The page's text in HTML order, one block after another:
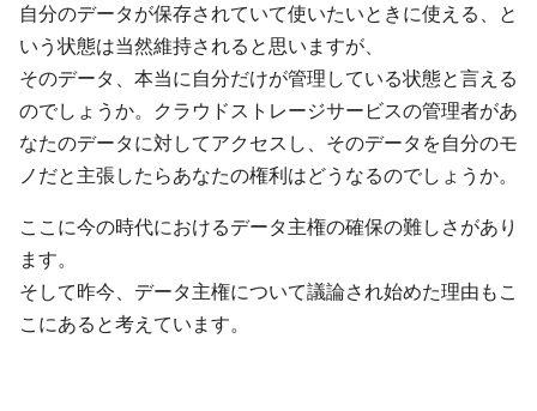
自分のデータが保存されていて使いたいときに使える、と
いう状態は当然維持されると思いますが、
そのデータ、本当に自分だけが管理している状態と言える
のでしょうか。クラウドストレージサービスの管理者があ
なたのデータに対してアクセスし、そのデータを自分のモ
ノだと主張したらあなたの権利はどうなるのでしょうか。
ここに今の時代におけるデータ主権の確保の難しさがあり
ます。
そして昨今、データ主権について議論され始めた理由もこ
こにあると考えています。